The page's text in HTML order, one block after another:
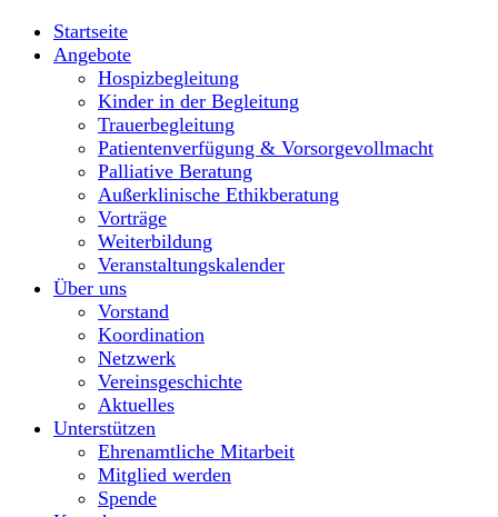
Startseite
Angebote
Hospizbegleitung
Kinder in der Begleitung
Trauerbegleitung
Patientenverfügung & Vorsorgevollmacht
Palliative Beratung
Außerklinische Ethikberatung
Vorträge
Weiterbildung
Veranstaltungskalender
Über uns
Vorstand
Koordination
Netzwerk
Vereinsgeschichte
Aktuelles
Unterstützen
Ehrenamtliche Mitarbeit
Mitglied werden
Spende